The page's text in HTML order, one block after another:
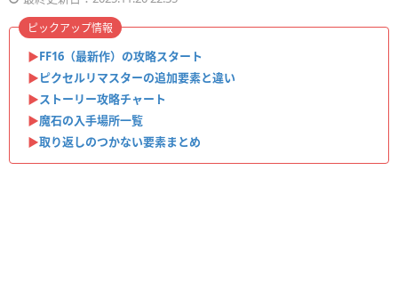
▶︎FF16（最新作）の攻略スタート
▶︎ピクセルリマスターの追加要素と違い
▶︎ストーリー攻略チャート
▶︎魔石の入手場所一覧
▶︎取り返しのつかない要素まとめ
ピックアップ情報